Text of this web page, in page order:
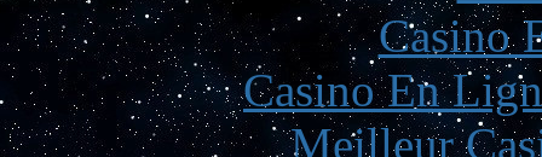
Casino
Casino En
Meilleur